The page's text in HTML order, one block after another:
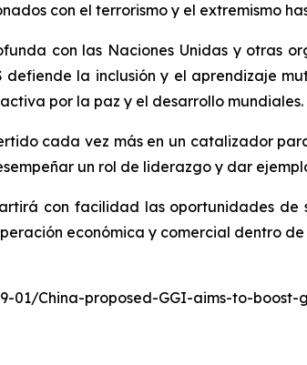
con el terrorismo y el extremismo
con las Naciones Unidas y otras
defiende la inclusión y el aprendizaje
por la paz y el desarrollo mundiales.
cada vez más en un catalizador
un rol de liderazgo y dar
con facilidad las oportunidades
económica y comercial dentro de
01/China-proposed-GGI-aims-to-